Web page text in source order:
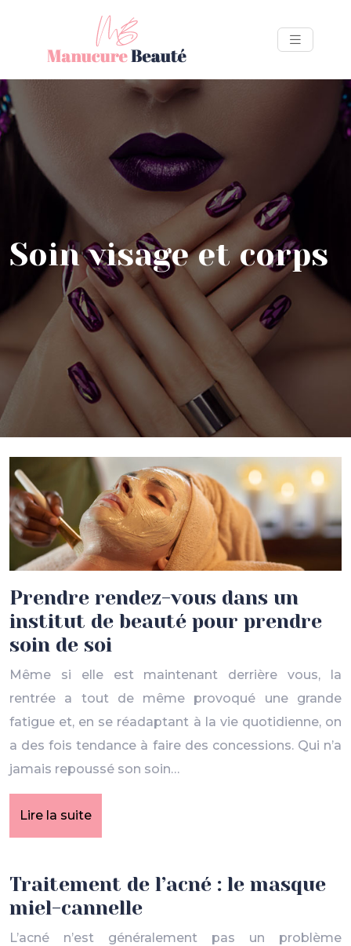
Soin visage et corps
Prendre rendez-vous dans un
institut de beauté pour prendre
soin de soi
Même si elle est maintenant derrière vous, la
rentrée a tout de même provoqué une grande
fatigue et, en se réadaptant à la vie quotidienne, on
a des fois tendance à faire des concessions. Qui n’a
jamais repoussé son soin…
Lire la suite
Traitement de l’acné : le masque
miel-cannelle
L’acné n’est généralement pas un problème